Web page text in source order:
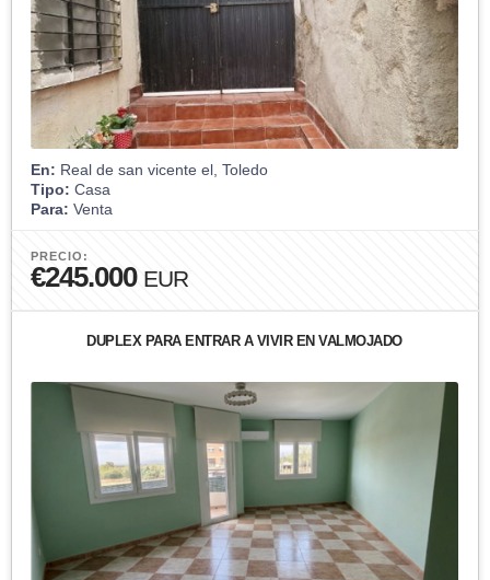
En: Real de san vicente el, Toledo
Tipo: Casa
Para: Venta
PRECIO:
€245.000 EUR
DUPLEX PARA ENTRAR A VIVIR EN VALMOJADO